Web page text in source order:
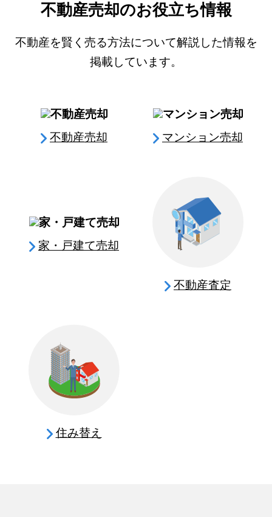
不動産売却のお役立ち情報
不動産を賢く売る方法について解説した情報を
掲載しています。
不動産売却 マンション売却
家・戸建て売却
不動産査定
住み替え